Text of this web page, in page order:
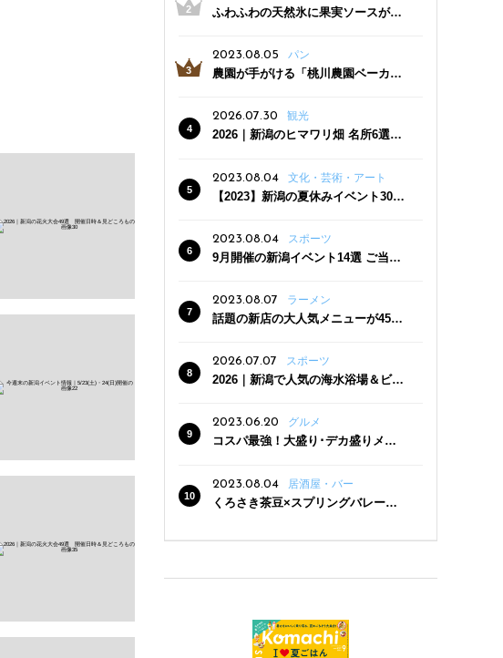
ふわふわの天然氷に果実ソースがた
三条駅近くにオープン
2023.08.05 パン
農園が手がける「桃川農園ベーカリ
った焼きたてパンのほか、ジェラー
トやスムージーも
2026.07.30 観光
2026｜新潟のヒマワリ畑 名所6選
2023.08.04
文化・芸術・アート
【2023】新潟の夏休みイベント30
2023.08.04
スポーツ
9月開催の新潟イベント14選 ご当地
2023.08.07 ラーメン
話題の新店の大人気メニューが450
クーポン登場
2026.07.07 スポーツ
2026｜新潟で人気の海水浴場＆ビー
2023.06.20
グルメ
コスパ最強！大盛り･デカ盛りメニ
2023.08.04
居酒屋・バー
くろさき茶豆×スプリングバレー豊